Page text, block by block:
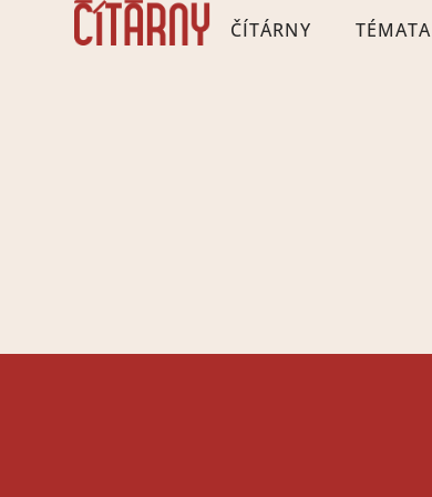
ČÍTÁRNY TÉMATA